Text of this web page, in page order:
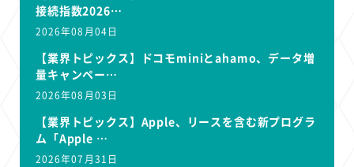
接続指数2026…
2026年08月04日
【業界トピックス】ドコモminiとahamo、データ増
量キャンペー…
2026年08月03日
【業界トピックス】Apple、リースを含む新プログラ
ム「Apple …
2026年07月31日